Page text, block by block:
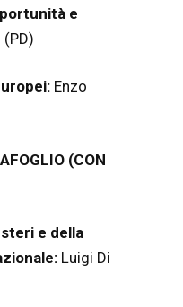
e
(PD)
Enzo
(CON
e della
Luigi Di